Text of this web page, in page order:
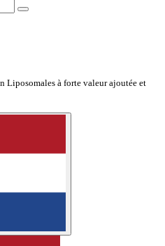
Liposomales à forte valeur ajoutée et